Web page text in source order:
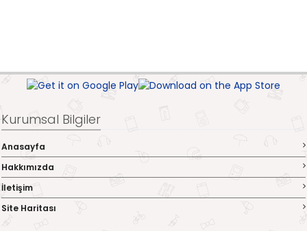
Kurumsal Bilgiler
Anasayfa
Hakkımızda
İletişim
Site Haritası